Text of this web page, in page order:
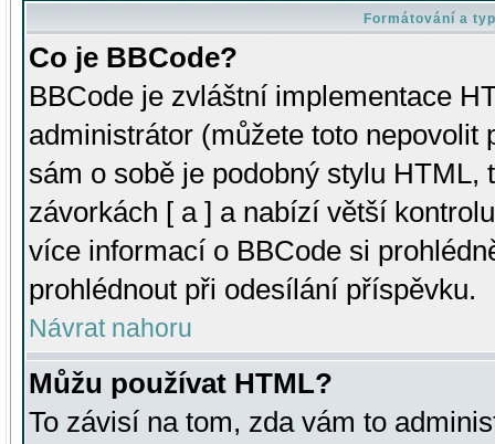
Formátování a
Co je BBCode?
BBCode je zvláštní implementace
administrátor (můžete toto
sám o sobě je podobný stylu HTML,
závorkách [ a ] a nabízí větší
více informací o BBCode si
prohlédnout při odesílání příspěvku.
Návrat nahoru
Můžu používat HTML?
To závisí na tom, zda vám to